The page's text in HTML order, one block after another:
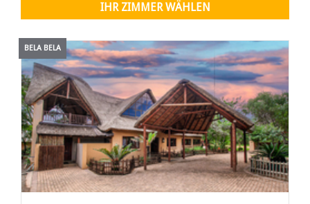
IHR ZIMMER WÄHLEN
BELA BELA